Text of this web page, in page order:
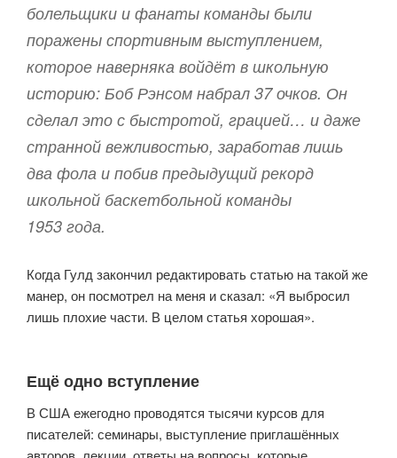
болельщики и фанаты команды были
поражены спортивным выступлением,
которое наверняка войдёт в школьную
историю: Боб Рэнсом набрал 37 очков. Он
сделал это с быстротой, грацией… и даже
странной вежливостью, заработав лишь
два фола и побив предыдущий рекорд
школьной баскетбольной команды
1953 года.
Когда Гулд закончил редактировать статью на такой же
манер, он посмотрел на меня и сказал: «Я выбросил
лишь плохие части. В целом статья хорошая».
Ещё одно вступление
В США ежегодно проводятся тысячи курсов для
писателей: семинары, выступление приглашённых